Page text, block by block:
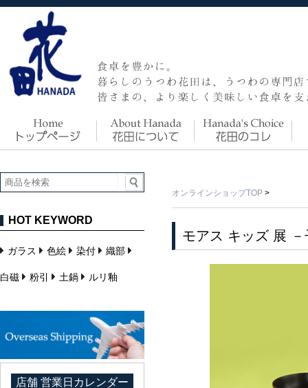
オンラインショップTOP >
モアス キッズ 展
HOT KEYWORD
ガラス 色絵 染付 織部
白磁 粉引 土鍋 ルリ釉